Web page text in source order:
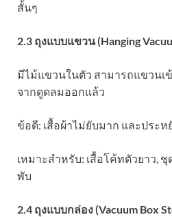
สั้นๆ
2.3 ถุงแบบแขวน (Hanging
มีไม้แขวนในตัว สามารถแขวนเ
จากดูดลมออกแล้ว
ข้อดี: เสื้อผ้าไม่ยับมาก และประ
เหมาะสำหรับ: เสื้อโค้ทตัวยาว,
พับ
2.4 ถุงแบบกล่อง (Vacuum Box